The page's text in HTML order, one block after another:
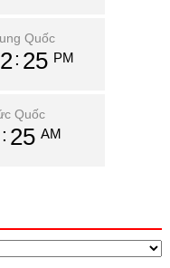
Quốc
25 PM
Quốc
25 AM